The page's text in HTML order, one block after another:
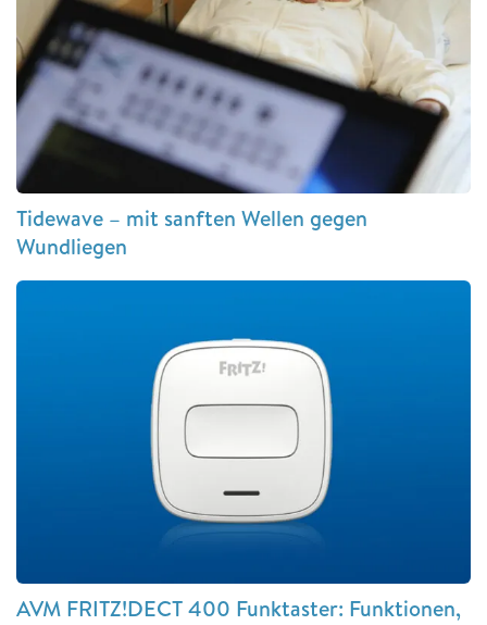
Tidewave – mit sanften Wellen gegen
Wundliegen
AVM FRITZ!DECT 400 Funktaster: Funktionen,